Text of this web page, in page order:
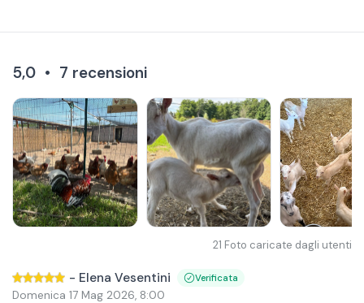
5,0 • 7 recensioni
21 Foto caricate dagli utenti
- Elena Vesentini Verificata
Domenica 17 Mag 2026, 8:00